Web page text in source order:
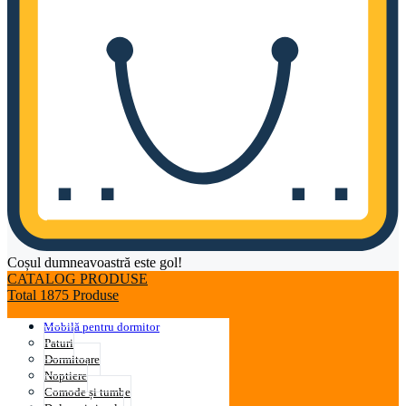
Coșul dumneavoastră este gol!
CATALOG PRODUSE
Total 1875 Produse
Mobilă pentru dormitor
Paturi
Dormitoare
Noptiere
Comode și tumbe